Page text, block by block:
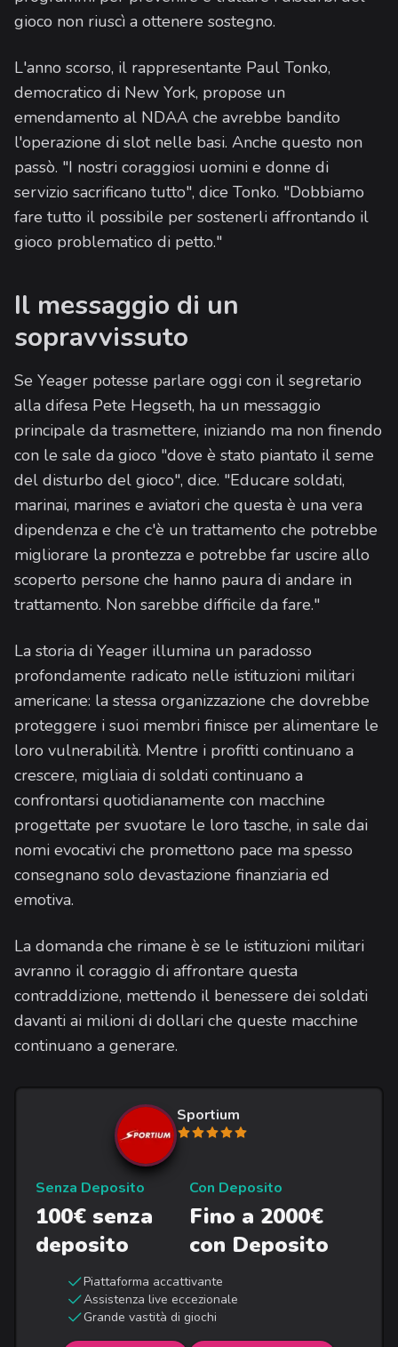
gioco non riuscì a ottenere sostegno.
L'anno scorso, il rappresentante Paul Tonko,
democratico di New York, propose un
emendamento al NDAA che avrebbe bandito
l'operazione di slot nelle basi. Anche questo non
passò. "I nostri coraggiosi uomini e donne di
servizio sacrificano tutto", dice Tonko. "Dobbiamo
fare tutto il possibile per sostenerli affrontando il
gioco problematico di petto."
Il messaggio di un
sopravvissuto
Se Yeager potesse parlare oggi con il segretario
alla difesa Pete Hegseth, ha un messaggio
principale da trasmettere, iniziando ma non finendo
con le sale da gioco "dove è stato piantato il seme
del disturbo del gioco", dice. "Educare soldati,
marinai, marines e aviatori che questa è una vera
dipendenza e che c'è un trattamento che potrebbe
migliorare la prontezza e potrebbe far uscire allo
scoperto persone che hanno paura di andare in
trattamento. Non sarebbe difficile da fare."
La storia di Yeager illumina un paradosso
profondamente radicato nelle istituzioni militari
americane: la stessa organizzazione che dovrebbe
proteggere i suoi membri finisce per alimentare le
loro vulnerabilità. Mentre i profitti continuano a
crescere, migliaia di soldati continuano a
confrontarsi quotidianamente con macchine
progettate per svuotare le loro tasche, in sale dai
nomi evocativi che promettono pace ma spesso
consegnano solo devastazione finanziaria ed
emotiva.
La domanda che rimane è se le istituzioni militari
avranno il coraggio di affrontare questa
contraddizione, mettendo il benessere dei soldati
davanti ai milioni di dollari che queste macchine
continuano a generare.
Sportium
Senza Deposito
100€ senza
deposito
Con Deposito
Fino a 2000€
con Deposito
Piattaforma accattivante
Assistenza live eccezionale
Grande vastità di giochi